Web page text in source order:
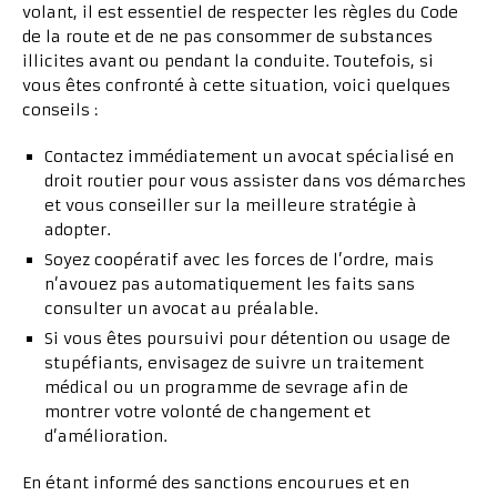
volant, il est essentiel de respecter les règles du Code
de la route et de ne pas consommer de substances
illicites avant ou pendant la conduite. Toutefois, si
vous êtes confronté à cette situation, voici quelques
conseils :
Contactez immédiatement un avocat spécialisé en
droit routier pour vous assister dans vos démarches
et vous conseiller sur la meilleure stratégie à
adopter.
Soyez coopératif avec les forces de l’ordre, mais
n’avouez pas automatiquement les faits sans
consulter un avocat au préalable.
Si vous êtes poursuivi pour détention ou usage de
stupéfiants, envisagez de suivre un traitement
médical ou un programme de sevrage afin de
montrer votre volonté de changement et
d’amélioration.
En étant informé des sanctions encourues et en